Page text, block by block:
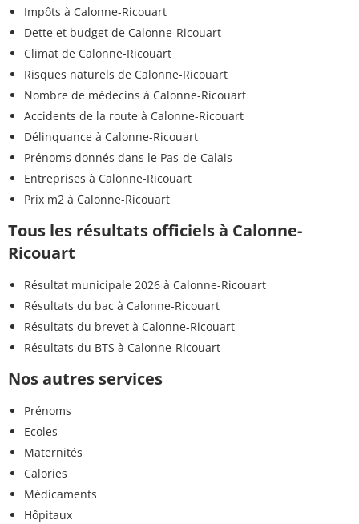
Impôts à Calonne-Ricouart
Dette et budget de Calonne-Ricouart
Climat de Calonne-Ricouart
Risques naturels de Calonne-Ricouart
Nombre de médecins à Calonne-Ricouart
Accidents de la route à Calonne-Ricouart
Délinquance à Calonne-Ricouart
Prénoms donnés dans le Pas-de-Calais
Entreprises à Calonne-Ricouart
Prix m2 à Calonne-Ricouart
Tous les résultats officiels à Calonne-
Ricouart
Résultat municipale 2026 à Calonne-Ricouart
Résultats du bac à Calonne-Ricouart
Résultats du brevet à Calonne-Ricouart
Résultats du BTS à Calonne-Ricouart
Nos autres services
Prénoms
Ecoles
Maternités
Calories
Médicaments
Hôpitaux